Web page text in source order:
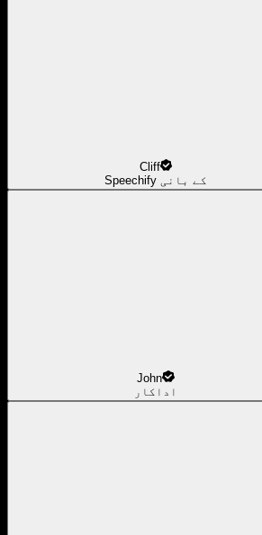
Cliff
Speechify کے بانی
John
اداکار